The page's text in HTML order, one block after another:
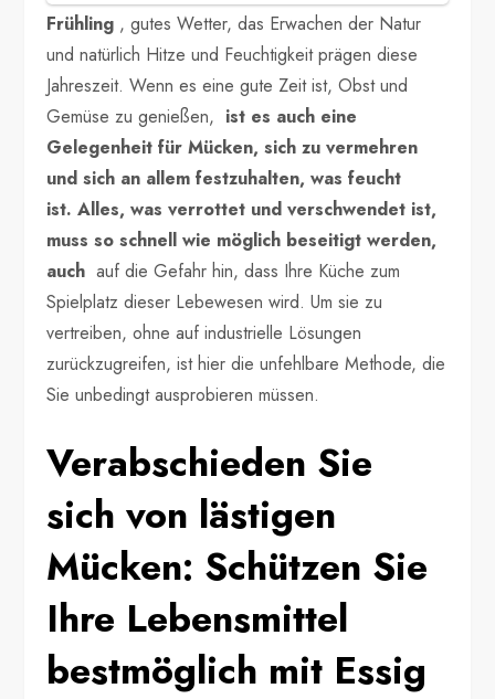
Frühling , gutes Wetter, das Erwachen der Natur
und natürlich Hitze und Feuchtigkeit prägen diese
Jahreszeit. Wenn es eine gute Zeit ist, Obst und
Gemüse zu genießen, ist es auch eine
Gelegenheit für Mücken, sich zu vermehren
und sich an allem festzuhalten, was feucht
ist. Alles, was verrottet und verschwendet ist,
muss so schnell wie möglich beseitigt werden,
auch auf die Gefahr hin, dass Ihre Küche zum
Spielplatz dieser Lebewesen wird. Um sie zu
vertreiben, ohne auf industrielle Lösungen
zurückzugreifen, ist hier die unfehlbare Methode, die
Sie unbedingt ausprobieren müssen.
Verabschieden Sie
sich von lästigen
Mücken: Schützen Sie
Ihre Lebensmittel
bestmöglich mit Essig